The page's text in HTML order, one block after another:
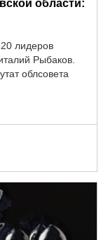
области:
лидеров
Рыбаков.
облсовета